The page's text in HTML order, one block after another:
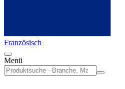
Französisch
Menü